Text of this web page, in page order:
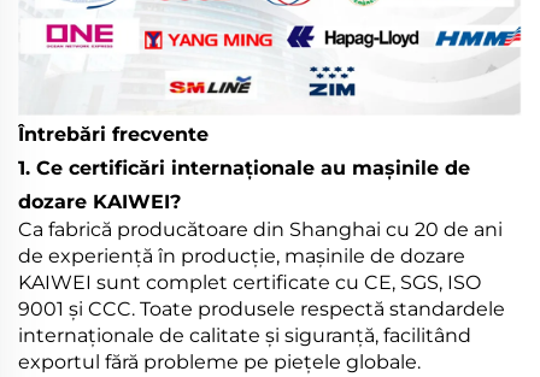
Întrebări frecvente
1. Ce certificări internaționale au mașinile de
dozare KAIWEI?
Ca fabrică producătoare din Shanghai cu 20 de ani
de experiență în producție, mașinile de dozare
KAIWEI sunt complet certificate cu CE, SGS, ISO
9001 și CCC. Toate produsele respectă standardele
internaționale de calitate și siguranță, facilitând
exportul fără probleme pe piețele globale.